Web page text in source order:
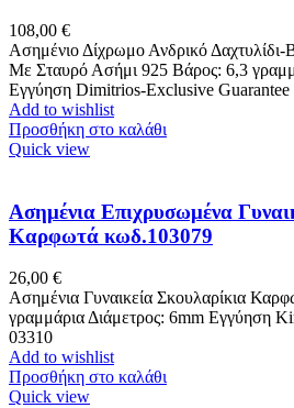
108,00 €
Ασημένιο Δίχρωμο Ανδρικό
Mε Σταυρό Ασήμι 925 Βάρος: 6,3
Εγγύηση Dimitrios-Exclusive Guarantee
Add to wishlist
Προσθήκη στο καλάθι
Quick view
Ασημένια Επιχρυσωμένα
Καρφωτά κωδ.103079
26,00 €
Ασημένια Γυναικεία Σκουλαρίκια
γραμμάρια Διάμετρος: 6mm Εγγύηση
03310
Add to wishlist
Προσθήκη στο καλάθι
Quick view